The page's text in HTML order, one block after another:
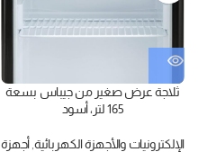
ثلاجة عرض صغير من جيباس بسعة
165 لتر، أسود
الإلكترونيات والأجهزة الكهربائية أجهزة